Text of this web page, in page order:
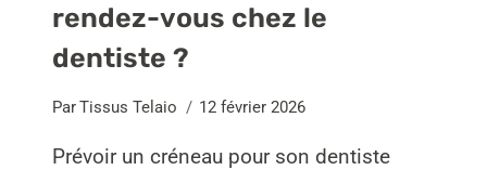
rendez-vous chez le
dentiste ?
ParTissus Telaio 12 février 2026
Prévoir un créneau pour son dentiste